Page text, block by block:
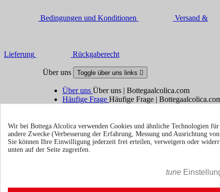
Bedingungen und Konditionen Versand &
Lieferung Rückgaberecht
Über uns Toggle über uns links 
Über uns Über uns | Bottegaalcolica.com
Häufige Frage Häufige Frage |
Information Toggle information links
Ihr Konto Toggle your account links
Wir bei Bottega Alcolica verwenden Cookies und ähnliche Technologien
andere Zwecke (Verbesserung der Erfahrung, Messung und Ausrichtung
Sie können Ihre Einwilligung jederzeit frei erteilen, verweigern oder
unten auf der Seite zugreifen.
tune